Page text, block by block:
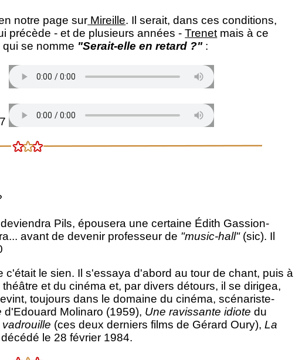
notre page sur Mireille. Il serait, dans ces conditions,
précède - et de plusieurs années -Trenet mais à ce
se nomme "Serait-elle en retard ?" :
Pils, épousera une certaine Édith Gassion-
avant de devenir professeur de "music-hall"(sic). Il
le sien. Il s'essaya d'abord au tour de chant, puis à
et du cinéma et, par divers détours, il se dirigea,
toujours dans le domaine du cinéma, scénariste-
d'Edouard Molinaro (1959), Une ravissante idiote du
(ces deux derniers films de Gérard Oury),La
le 28 février 1984.